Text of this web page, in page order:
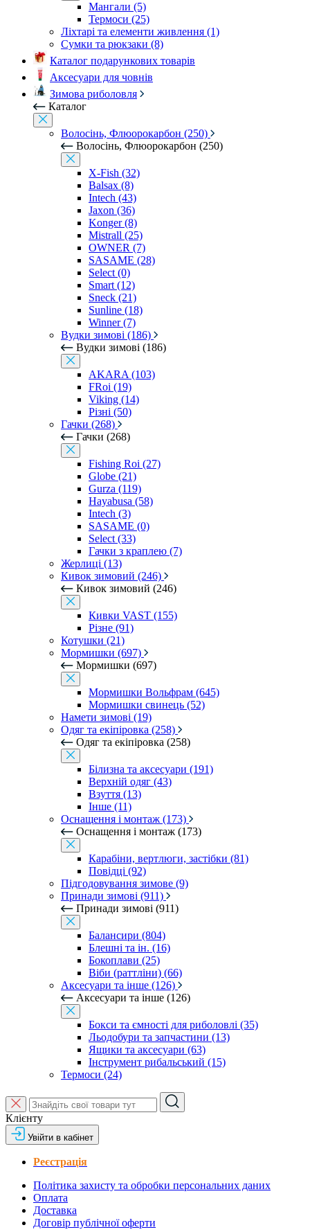
Мангали (5)
Термоси (25)
Ліхтарі та елементи живлення (1)
Сумки та рюкзаки (8)
Каталог подарункових товарів
Аксесуари для човнів
Зимова риболовля
Каталог
Волосінь, Флюорокарбон (250)
Волосінь, Флюорокарбон (250)
X-Fish (32)
Balsax (8)
Intech (43)
Jaxon (36)
Konger (8)
Mistrall (25)
OWNER (7)
SASAME (28)
Select (0)
Smart (12)
Sneck (21)
Sunline (18)
Winner (7)
Вудки зимові (186)
Вудки зимові (186)
AKARA (103)
FRoi (19)
Viking (14)
Різні (50)
Гачки (268)
Гачки (268)
Fishing Roi (27)
Globe (21)
Gurza (119)
Hayabusa (58)
Intech (3)
SASAME (0)
Select (33)
Гачки з краплею (7)
Жерлиці (13)
Кивок зимовий (246)
Кивок зимовий (246)
Кивки VAST (155)
Різне (91)
Котушки (21)
Мормишки (697)
Мормишки (697)
Мормишки Вольфрам (645)
Мормишки свинець (52)
Намети зимові (19)
Одяг та екіпіровка (258)
Одяг та екіпіровка (258)
Білизна та аксесуари (191)
Верхній одяг (43)
Взуття (13)
Інше (11)
Оснащення і монтаж (173)
Оснащення і монтаж (173)
Карабіни, вертлюги, застібки (81)
Повідці (92)
Підгодовування зимове (9)
Принади зимові (911)
Принади зимові (911)
Балансири (804)
Блешні та ін. (16)
Бокоплави (25)
Віби (раттліни) (66)
Аксесуари та інше (126)
Аксесуари та інше (126)
Бокси та ємності для риболовлі (35)
Льодобури та запчастини (13)
Ящики та аксесуари (63)
Інструмент рибальський (15)
Термоси (24)
Клієнту
Увійти в кабінет
Реєстрація
Політика захисту та обробки персональних даних
Оплата
Доставка
Договір публічної оферти